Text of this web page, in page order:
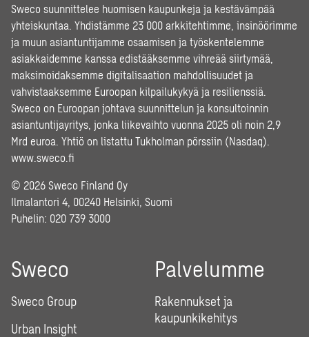
Sweco suunnittelee huomisen kaupunkeja ja kestävämpää
yhteiskuntaa. Yhdistämme 23 000 arkkitehtimme, insinöörimme
ja muun asiantuntijamme osaamisen ja työskentelemme
asiakkaidemme kanssa edistääksemme vihreää siirtymää,
maksimoidaksemme digitalisaation mahdollisuudet ja
vahvistaaksemme Euroopan kilpailukykyä ja resilienssiä.
Sweco on Euroopan johtava suunnittelun ja konsultoinnin
asiantuntijayritys, jonka liikevaihto vuonna 2025 oli noin 2,9
Mrd euroa. Yhtiö on listattu Tukholman pörssiin (Nasdaq).
www.sweco.fi
© 2026 Sweco Finland Oy
Ilmalantori 4, 00240 Helsinki, Suomi
Puhelin: 020 739 3000
Sweco
Sweco Group
Urban Insight
Palvelumme
Rakennukset ja
kaupunkikehitys